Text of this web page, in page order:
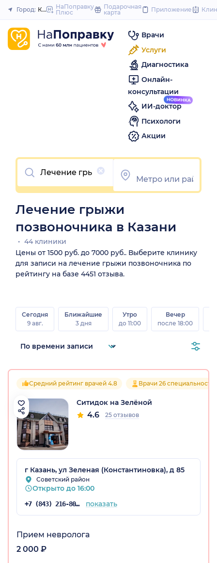
to
Закрыть
Город: КазаньНаПоправку
Плюс
Подарочная
карта
Приложение
Врачи
Услуги
Диагностика
Онлайн-
консультации
ИИ-доктор
Психологи
Акции
Очистить
Лечение грыжи
позвоночника в Казани
44 клиники
Цены от 1500 руб. до 7000 руб.. Выберите клинику
для записи на лечение грыжи позвоночника по
рейтингу на базе 4451 отзыва.
Сегодня
9 авг.
Ближайшие
3 дня
Утро
до 11:00
Вечер
после 18:00
Средний рейтинг врачей 4.8 Врачи 26
Ситидок на Зелёной
4.6 25 отзывов
г Казань, ул Зеленая (Константиновка), д 85
Советский район
Открыто до 16:00
+7 (843) 216-80-53 показать
Прием невролога
2 000 ₽